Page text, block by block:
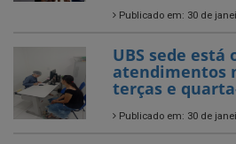
Publicado em: 30 de
UBS sede está
atendimentos
terças e
Publicado em: 30 de